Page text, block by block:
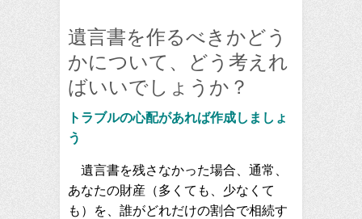
遺言書を作るべきかどう
かについて、どう考えれ
ばいいでしょうか？
トラブルの心配があれば作成しましょ
う
遺言書を残さなかった場合、通常、
あなたの財産（多くても、少なくて
も）を、誰がどれだけの割合で相続す